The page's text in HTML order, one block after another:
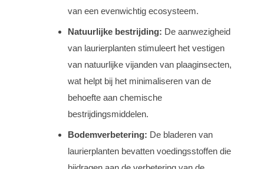
van een evenwichtig ecosysteem.
Natuurlijke bestrijding: De aanwezigheid
van laurierplanten stimuleert het vestigen
van natuurlijke vijanden van plaaginsecten,
wat helpt bij het minimaliseren van de
behoefte aan chemische
bestrijdingsmiddelen.
Bodemverbetering: De bladeren van
laurierplanten bevatten voedingsstoffen die